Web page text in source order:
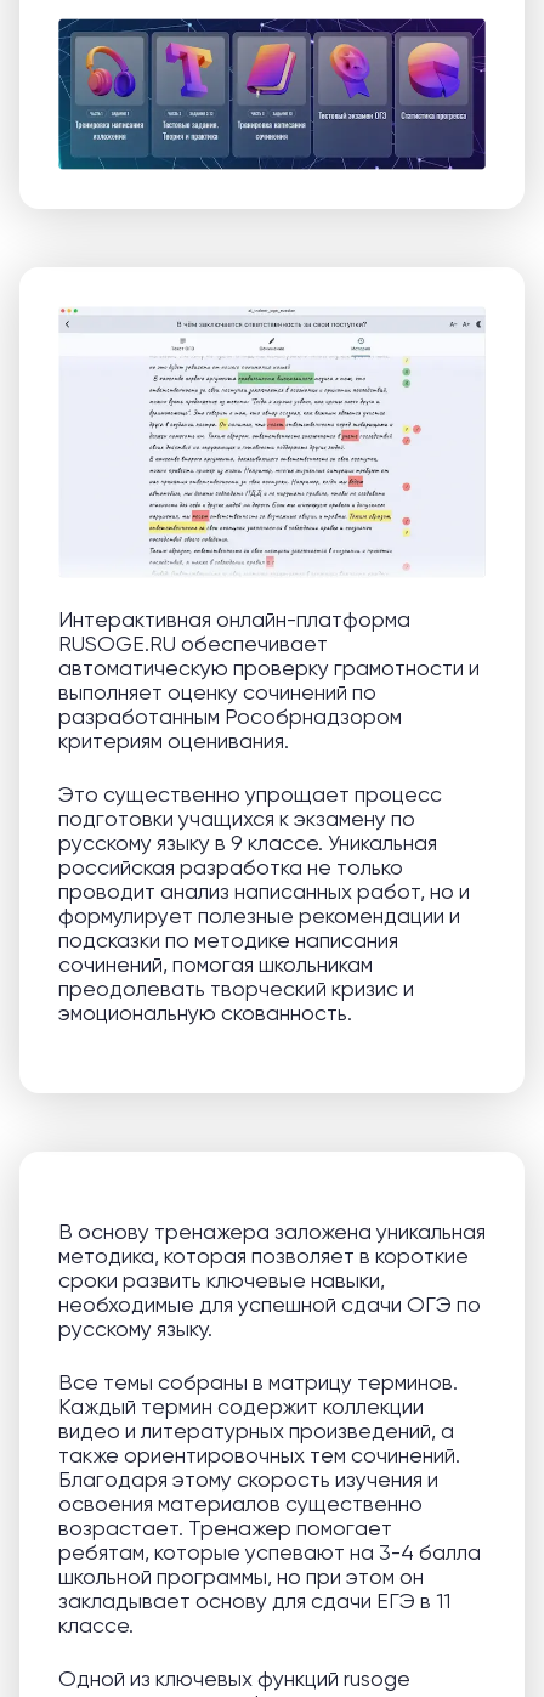
Интерактивная онлайн-платформа
RUSOGE.RU обеспечивает
автоматическую проверку грамотности и
выполняет оценку сочинений по
разработанным Рособрнадзором
критериям оценивания.
Это существенно упрощает процесс
подготовки учащихся к экзамену по
русскому языку в 9 классе. Уникальная
российская разработка не только
проводит анализ написанных работ, но и
формулирует полезные рекомендации и
подсказки по методике написания
сочинений, помогая школьникам
преодолевать творческий кризис и
эмоциональную скованность.
В основу тренажера заложена уникальная
методика, которая позволяет в короткие
сроки развить ключевые навыки,
необходимые для успешной сдачи ОГЭ по
русскому языку.
Все темы собраны в матрицу терминов.
Каждый термин содержит коллекции
видео и литературных произведений, а
также ориентировочных тем сочинений.
Благодаря этому скорость изучения и
освоения материалов существенно
возрастает. Тренажер помогает
ребятам, которые успевают на 3-4 балла
школьной программы, но при этом он
закладывает основу для сдачи ЕГЭ в 11
классе.
Одной из ключевых функций rusoge